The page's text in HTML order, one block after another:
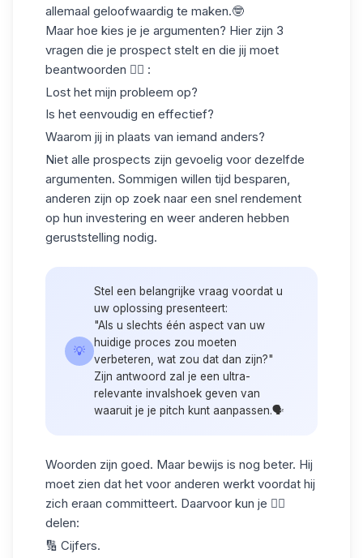
allemaal geloofwaardig te maken.🤓
Maar hoe kies je je argumenten? Hier zijn 3
vragen die je prospect stelt en die jij moet
beantwoorden 👇🏻 :
Lost het mijn probleem op?
Is het eenvoudig en effectief?
Waarom jij in plaats van iemand anders?
Niet alle prospects zijn gevoelig voor dezelfde
argumenten. Sommigen willen tijd besparen,
anderen zijn op zoek naar een snel rendement
op hun investering en weer anderen hebben
geruststelling nodig.
💡
Stel een belangrijke vraag voordat u
uw oplossing presenteert:
"Als u slechts één aspect van uw
huidige proces zou moeten
verbeteren, wat zou dat dan zijn?"
Zijn antwoord zal je een ultra-
relevante invalshoek geven van
waaruit je je pitch kunt aanpassen.🗣️
Woorden zijn goed. Maar bewijs is nog beter. Hij
moet zien dat het voor anderen werkt voordat hij
zich eraan committeert. Daarvoor kun je 👇🏻
delen:
🔢 Cijfers.